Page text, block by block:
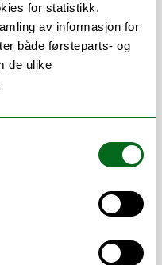
for statistikk,
av informasjon for
både førsteparts- og
de ulike
for fredsstudier